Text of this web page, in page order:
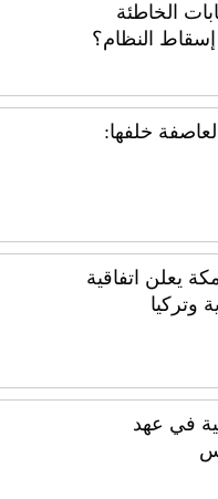
الخاطئة
النظام؟
خلفها:
يعلن اتفاقية
وتركيا
في عهد